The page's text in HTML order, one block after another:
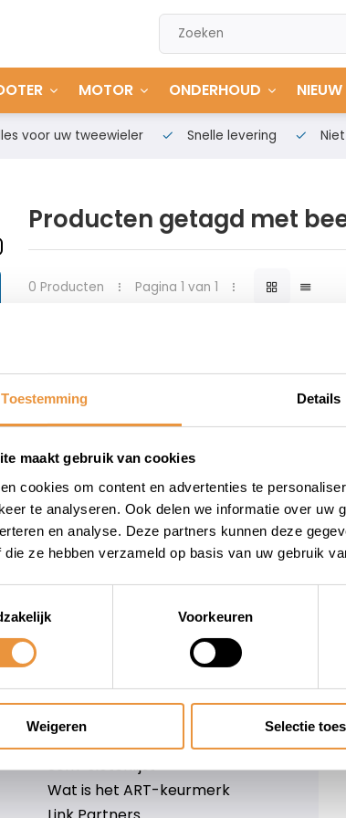
Toestemming Details
maakt gebruik van cookies
cookies om content en advertenties te
te analyseren. Ook delen we informatie over uw
en analyse. Deze partners kunnen deze
die ze hebben verzameld op basis van uw gebruik
Voorkeuren
Weigeren Selectie
MOTOR ONDERHOUD NIEUW
voor uw tweewieler Snelle levering
Producten getagd met
0 Producten Pagina 1 van 1
voor uw tweewieler
Cookiebeleid
Over ons
Privacy Policy
Verzenden & retourneren
Contact
Sitemap
Art-slotenlijst
Scm-slotenlijst
Wat is het ART-keurmerk